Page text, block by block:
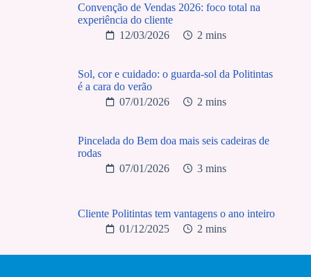
Convenção de Vendas 2026: foco total na
experiência do cliente
12/03/2026
2 mins
Sol, cor e cuidado: o guarda-sol da Politintas
é a cara do verão
07/01/2026
2 mins
Pincelada do Bem doa mais seis cadeiras de
rodas
07/01/2026
3 mins
Cliente Politintas tem vantagens o ano inteiro
01/12/2025
2 mins